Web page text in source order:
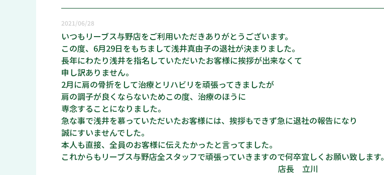
2021/06/28
いつもリーブス与野店をご利用いただきありがとうございます。
この度、6月29日をもちまして浅井真由子の退社が決まりました。
長年にわたり浅井を指名していただいたお客様に挨拶が出来なくて
申し訳ありません。
2月に肩の骨折をして治療とリハビリを頑張ってきましたが
肩の調子が良くならないためこの度、治療のほうに
専念することになりました。
急な事で浅井を慕っていただいたお客様には、挨拶もできず急に退社の報告になり
誠にすいませんでした。
本人も直接、全員のお客様に伝えたかったと言ってました。
これからもリーブス与野店全スタッフで頑張っていきますので何卒宜しくお願い致します。
店長 立川